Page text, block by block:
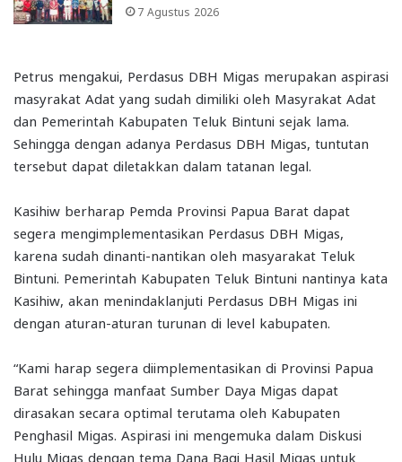
7 Agustus 2026
Petrus mengakui, Perdasus DBH Migas merupakan aspirasi
masyrakat Adat yang sudah dimiliki oleh Masyrakat Adat
dan Pemerintah Kabupaten Teluk Bintuni sejak lama.
Sehingga dengan adanya Perdasus DBH Migas, tuntutan
tersebut dapat diletakkan dalam tatanan legal.
Kasihiw berharap Pemda Provinsi Papua Barat dapat
segera mengimplementasikan Perdasus DBH Migas,
karena sudah dinanti-nantikan oleh masyarakat Teluk
Bintuni. Pemerintah Kabupaten Teluk Bintuni nantinya kata
Kasihiw, akan menindaklanjuti Perdasus DBH Migas ini
dengan aturan-aturan turunan di level kabupaten.
“Kami harap segera diimplementasikan di Provinsi Papua
Barat sehingga manfaat Sumber Daya Migas dapat
dirasakan secara optimal terutama oleh Kabupaten
Penghasil Migas. Aspirasi ini mengemuka dalam Diskusi
Hulu Migas dengan tema Dana Bagi Hasil Migas untuk